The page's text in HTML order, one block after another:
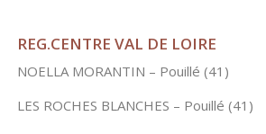
REG.CENTRE VAL DE LOIRE
NOELLA MORANTIN – Pouillé (41)
LES ROCHES BLANCHES – Pouillé (41)